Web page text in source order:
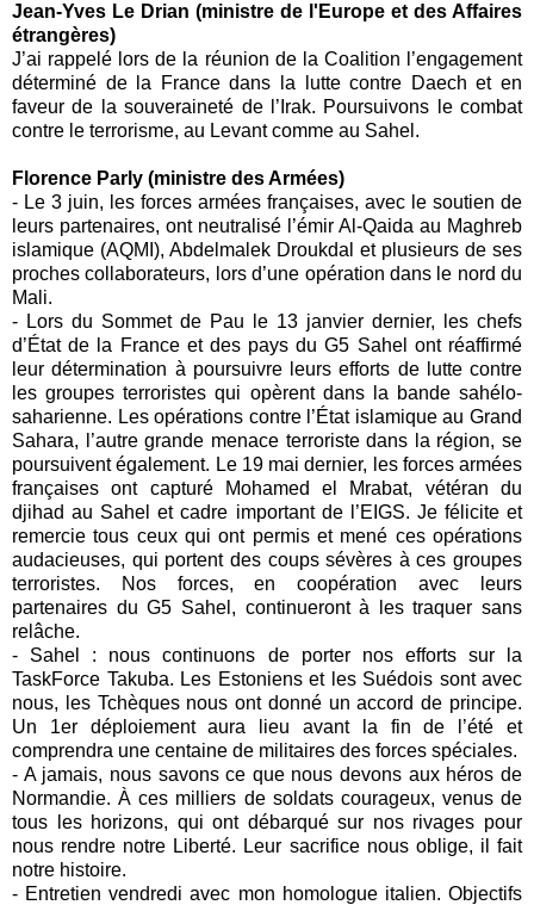
Jean-Yves Le Drian (ministre de l'Europe et des Affaires
étrangères)
J’ai rappelé lors de la réunion de la Coalition l’engagement
déterminé de la
Francedans la lutte contre Daech et en
faveur de la souveraineté de l’ Irak. Poursuivons le combat
contre le terrorisme, au Levantcomme au Sahel .
Florence Parly (ministre des Armées)
- Le 3 juin, les forces armées françaises, avec le soutien de
leurs partenaires, ont neutralisé l’émir Al-Qaida au Maghreb
islamique (AQMI), Abdelmalek Droukdal et plusieurs de ses
proches collaborateurs, lors d’une opération dans le nord du
Mali.
- Lors du Sommet de Pau le 13 janvier dernier, les chefs
d’État de la France et des pays du G5 Sahel ont réaffirmé
leur détermination à poursuivre leurs efforts de lutte contre
les groupes terroristes qui opèrent dans la bande sahélo-
saharienne. Les opérations contre l’État islamique au Grand
Sahara, l’autre grande menace terroriste dans la région, se
poursuivent également. Le 19 mai dernier, les forces armées
françaises ont capturé Mohamed el Mrabat, vétéran du
djihad au Sahel et cadre important de l’EIGS. Je félicite et
remercie tous ceux qui ont permis et mené ces opérations
audacieuses, qui portent des coups sévères à ces groupes
terroristes. Nos forces, en coopération avec leurs
partenaires du G5 Sahel, continueront à les traquer sans
relâche.
- Sahel : nous continuons de porter nos efforts sur la
TaskForce Takuba. Les Estoniens et les Suédois sont avec
nous, les Tchèques nous ont donné un accord de principe.
Un 1er déploiement aura lieu avant la fin de l’été et
comprendra une centaine de militaires des forces spéciales.
- A jamais, nous savons ce que nous devons aux héros de
Normandie. À ces milliers de soldats courageux, venus de
tous les horizons, qui ont débarqué sur nos rivages pour
nous rendre notre Liberté. Leur sacrifice nous oblige, il fait
notre histoire.
- Entretien vendredi avec mon homologue italien. Objectifs